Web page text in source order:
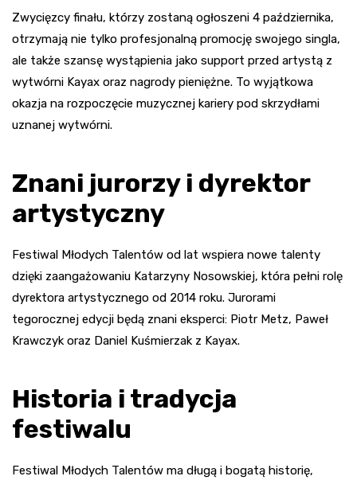
Zwycięzcy finału, którzy zostaną ogłoszeni 4 października,
otrzymają nie tylko profesjonalną promocję swojego singla,
ale także szansę wystąpienia jako support przed artystą z
wytwórni Kayax oraz nagrody pieniężne. To wyjątkowa
okazja na rozpoczęcie muzycznej kariery pod skrzydłami
uznanej wytwórni.
Znani jurorzy i dyrektor
artystyczny
Festiwal Młodych Talentów od lat wspiera nowe talenty
dzięki zaangażowaniu Katarzyny Nosowskiej, która pełni rolę
dyrektora artystycznego od 2014 roku. Jurorami
tegorocznej edycji będą znani eksperci: Piotr Metz, Paweł
Krawczyk oraz Daniel Kuśmierzak z Kayax.
Historia i tradycja
festiwalu
Festiwal Młodych Talentów ma długą i bogatą historię,